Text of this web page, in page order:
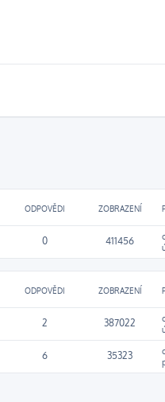
ODPOVĚDI ZOBRAZENÍ
0 411456
ODPOVĚDI ZOBRAZENÍ
2 387022
6 35323